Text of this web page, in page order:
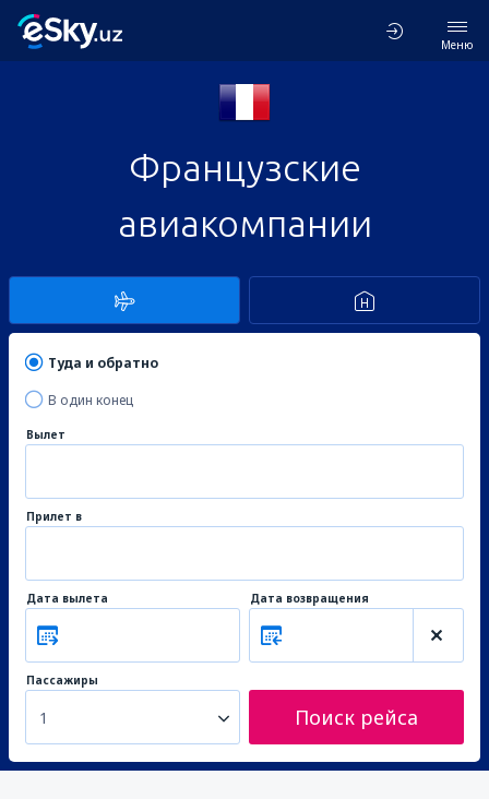
Меню
Французские
авиакомпании
Туда и обратно
В один конец
Вылет
Прилет в
Дата вылета Дата возвращения
Пассажиры
1 Поиск рейса